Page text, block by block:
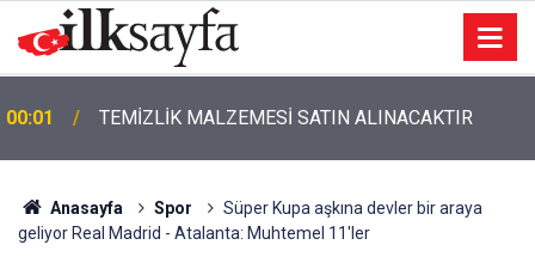
00:01 TEMİZLİK MALZEMESİ SATIN ALINACAKTIR
Anasayfa Spor
Süper Kupa aşkına devler bir araya
geliyor Real Madrid - Atalanta: Muhtemel 11'ler